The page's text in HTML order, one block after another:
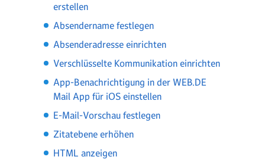
erstellen
Absendername festlegen
Absenderadresse einrichten
Verschlüsselte Kommunikation einrichten
App-Benachrichtigung in der WEB.DE
Mail App für iOS einstellen
E-Mail-Vorschau festlegen
Zitatebene erhöhen
HTML anzeigen